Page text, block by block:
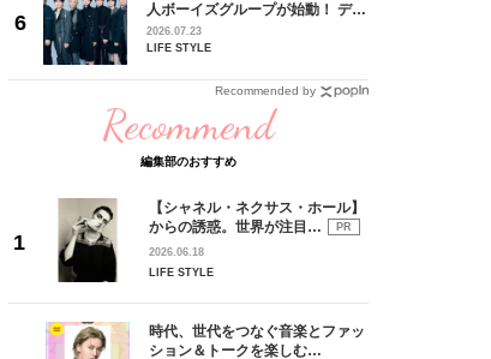
人ボーイズグループが始動！ デビ
ュー目前のフレッシュな面々を独
占インタビュー。7人の魅力に迫
2026.07.23
LIFE STYLE
Recommended by
Recommend
編集部のおすすめ
【シャネル・ネクサス・ホール】
からの誘惑。世界が注目…
PR
2026.06.18
LIFE STYLE
時代、世代をつなぐ音楽とファッ
ション＆トークを楽しむ…